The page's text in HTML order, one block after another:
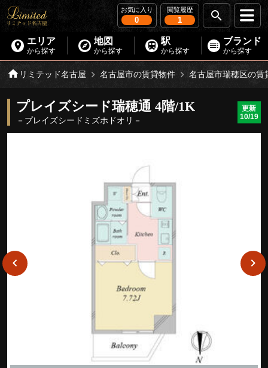
お気に入り
0
閲覧履歴
1
エリア
から探す
地図
から探す
駅
から探す
ブランド
から探す
リミテッド名古屋 名古屋市の賃貸物件 名古屋市瑞穂区の賃
プレイズシード瑞穂通 4階/1K
－プレイズシードミズホドオリ－
更新
10/19